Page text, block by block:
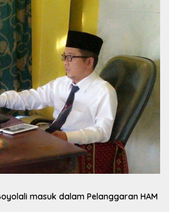
masuk dalam Pelanggaran HAM